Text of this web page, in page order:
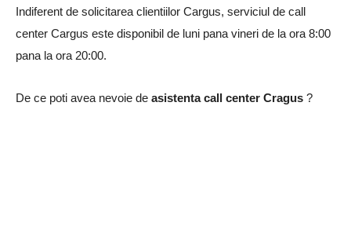
Indiferent de solicitarea clientiilor Cargus, serviciul de call
center Cargus este disponibil de luni pana vineri de la ora 8:00
pana la ora 20:00.
De ce poti avea nevoie de asistenta call center Cragus ?